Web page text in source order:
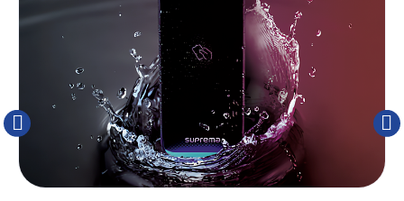
Poortonderdelen
Pulsgevers